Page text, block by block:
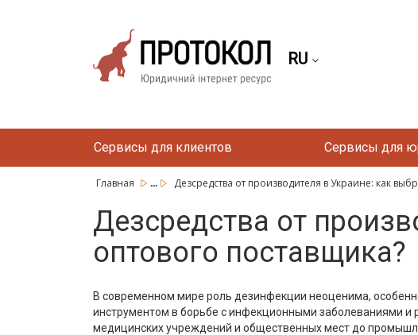
RU
Сервисы для клиентов Сервисы для
Главная ... Дезсредства от производителя в Украине: как
Дезсредства от
оптового поставщика?
В современном мире роль дезинфекции неоценима,
инструментом в борьбе с инфекционными заболеваниями и
медицинских учреждений и общественных мест до